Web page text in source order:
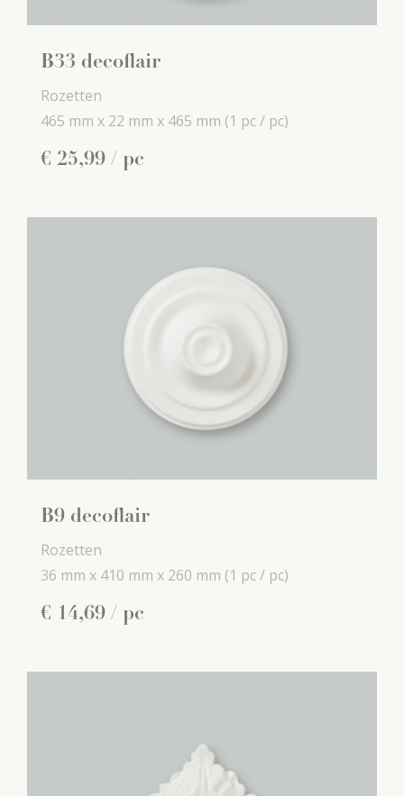
B33 decoflair
Rozetten
465 mm x 22 mm x 465 mm (1 pc / pc)
€ 25,99 / pc
B9 decoflair
Rozetten
36 mm x 410 mm x 260 mm (1 pc / pc)
€ 14,69 / pc